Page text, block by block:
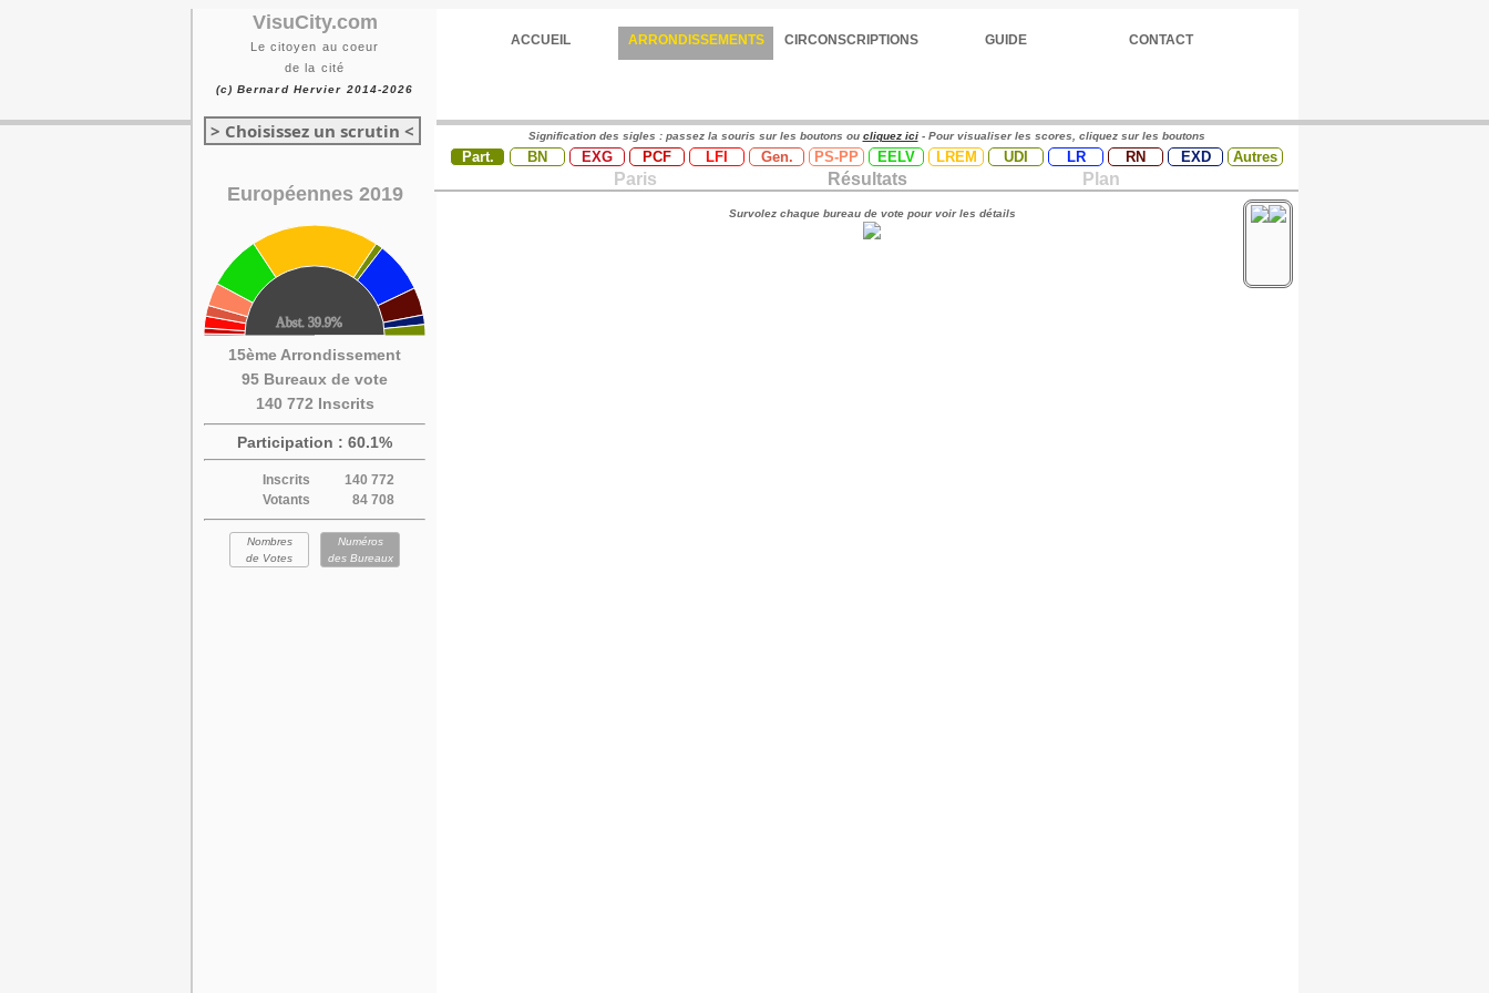
VisuCity.com
Le citoyen au coeur
de la cité
(c) Bernard Hervier 2014-2026
ACCUEIL ARRONDISSEMENTS CIRCONSCRIPTIONS GUIDE CONTACT
> Choisissez un scrutin <
Européennes 2019
15ème Arrondissement
95 Bureaux de vote
140 772 Inscrits
Participation : 60.1%
Inscrits
140 772
Votants
84 708
Nombres
de Votes
Numéros
des Bureaux
Signification des sigles : passez la souris sur les boutons ou cliquez ici- Pour visualiser les scores, cliquez sur les boutons
Part. BN EXG PCF LFI Gen. PS-PP EELV LREM UDI LR RN EXD Autres
Paris Résultats Plan
Survolez chaque bureau de vote pour voir les détails